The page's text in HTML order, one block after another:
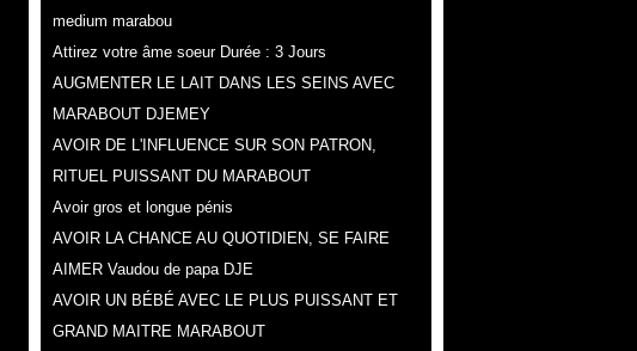
medium marabou
Attirez votre âme soeur Durée : 3 Jours
AUGMENTER LE LAIT DANS LES SEINS AVEC
MARABOUT DJEMEY
AVOIR DE L'INFLUENCE SUR SON PATRON,
RITUEL PUISSANT DU MARABOUT
Avoir gros et longue pénis
AVOIR LA CHANCE AU QUOTIDIEN, SE FAIRE
AIMER Vaudou de papa DJE
AVOIR UN BÉBÉ AVEC LE PLUS PUISSANT ET
GRAND MAITRE MARABOUT